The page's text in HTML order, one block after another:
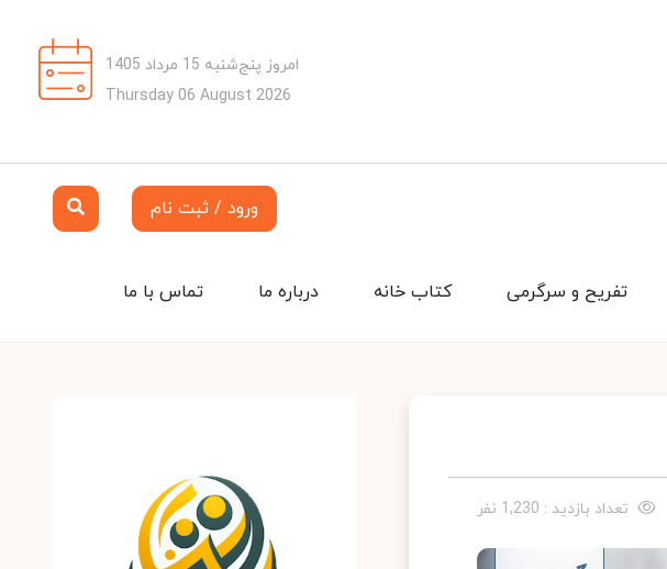
امروز پنج‌شنبه 15 مرداد 1405
Thursday 06 August 2026
ورود / ثبت نام
تماس با ما درباره ما کتاب خانه تفریح و سرگرمی
تعداد بازدید : 1,230 نفر